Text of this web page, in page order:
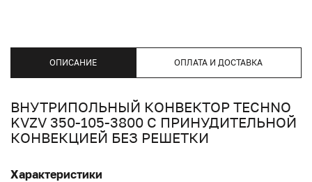
ОПИСАНИЕ ОПЛАТА И ДОСТАВКА
ВНУТРИПОЛЬНЫЙ КОНВЕКТОР TECHNO
KVZV 350-105-3800 С ПРИНУДИТЕЛЬНОЙ
КОНВЕКЦИЕЙ БЕЗ РЕШЕТКИ
Характеристики